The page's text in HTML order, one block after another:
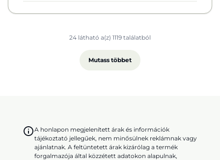
24 látható a(z) 1119 találatból
Mutass többet
A honlapon megjelenített árak és információk
tájékoztató jellegűek, nem minősülnek reklámnak vagy
ajánlatnak. A feltüntetett árak kizárólag a termék
forgalmazója által közzétett adatokon alapulnak,